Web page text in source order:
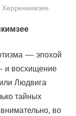
Херренкимзее
— эпохой
и восхищение
Людвига
тайных
во